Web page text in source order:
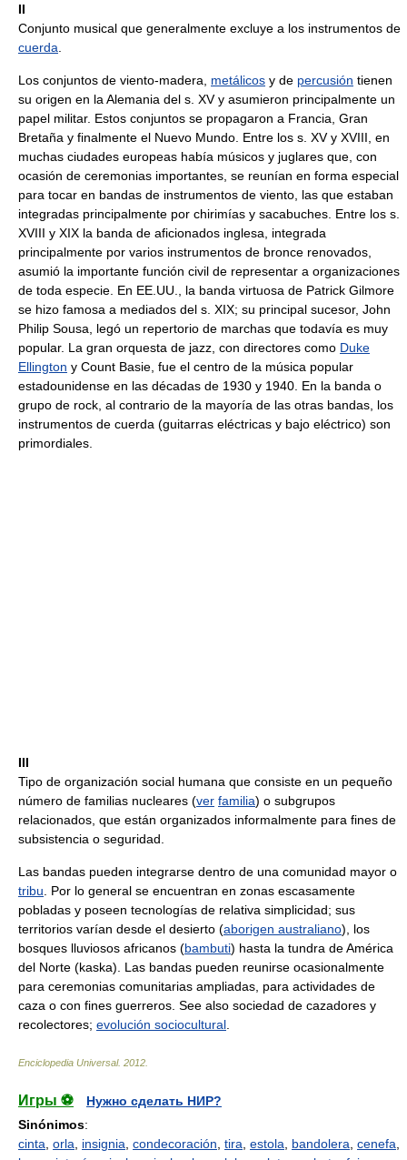
II
Conjunto musical que generalmente excluye a los instrumentos de
cuerda.
Los conjuntos de viento-madera, metálicos y de percusión tienen
su origen en la Alemania del s. XV y asumieron principalmente un
papel militar. Estos conjuntos se propagaron a Francia, Gran
Bretaña y finalmente el Nuevo Mundo. Entre los s. XV y XVIII, en
muchas ciudades europeas había músicos y juglares que, con
ocasión de ceremonias importantes, se reunían en forma especial
para tocar en bandas de instrumentos de viento, las que estaban
integradas principalmente por chirimías y sacabuches. Entre los s.
XVIII y XIX la banda de aficionados inglesa, integrada
principalmente por varios instrumentos de bronce renovados,
asumió la importante función civil de representar a organizaciones
de toda especie. En EE.UU., la banda virtuosa de Patrick Gilmore
se hizo famosa a mediados del s. XIX; su principal sucesor, John
Philip Sousa, legó un repertorio de marchas que todavía es muy
popular. La gran orquesta de jazz, con directores como Duke
Ellington y Count Basie, fue el centro de la música popular
estadounidense en las décadas de 1930 y 1940. En la banda o
grupo de rock, al contrario de la mayoría de las otras bandas, los
instrumentos de cuerda (guitarras eléctricas y bajo eléctrico) son
primordiales.
III
Tipo de organización social humana que consiste en un pequeño
número de familias nucleares (ver familia) o subgrupos
relacionados, que están organizados informalmente para fines de
subsistencia o seguridad.
Las bandas pueden integrarse dentro de una comunidad mayor o
tribu. Por lo general se encuentran en zonas escasamente
pobladas y poseen tecnologías de relativa simplicidad; sus
territorios varían desde el desierto (aborigen australiano), los
bosques lluviosos africanos (bambuti) hasta la tundra de América
del Norte (kaska). Las bandas pueden reunirse ocasionalmente
para ceremonias comunitarias ampliadas, para actividades de
caza o con fines guerreros. See also sociedad de cazadores y
recolectores; evolución sociocultural.
Enciclopedia Universal. 2012
Игры ⚽
Нужно сделать НИР?
Sinónimos:
cinta, orla, insignia, condecoración, tira, estola, bandolera, cenefa,